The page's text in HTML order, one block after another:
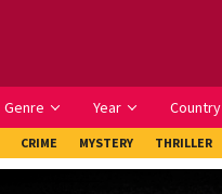
Genre Year Country
CRIME MYSTERY THRILLER